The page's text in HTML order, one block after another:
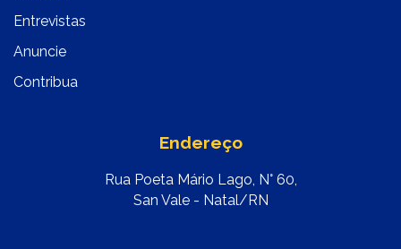
Entrevistas
Anuncie
Contribua
Endereço
Rua Poeta Mário Lago, N° 60,
San Vale - Natal/RN